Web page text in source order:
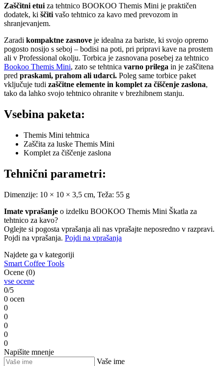
Zaščitni etui za tehtnico BOOKOO Themis Mini je praktičen
dodatek, ki ščiti vašo tehtnico za kavo med prevozom in
shranjevanjem.
Zaradi kompaktne zasnove je idealna za bariste, ki svojo opremo
pogosto nosijo s seboj – bodisi na poti, pri pripravi kave na prostem
ali v Professional okolju. Torbica je zasnovana posebej za tehtnico
Bookoo Themis Mini, zato se tehtnica varno prilega in je zaščitena
pred praskami, prahom ali udarci. Poleg same torbice paket
vključuje tudi zaščitne elemente in komplet za čiščenje zaslona,
tako da lahko svojo tehtnico ohranite v brezhibnem stanju.
Vsebina paketa:
Themis Mini tehtnica
Zaščita za luske Themis Mini
Komplet za čiščenje zaslona
Tehnični parametri:
Dimenzije: 10 × 10 × 3,5 cm, Teža: 55 g
Imate vprašanje o izdelku BOOKOO Themis Mini Škatla za
tehtnico za kavo?
Oglejte si pogosta vprašanja ali nas vprašajte neposredno v razpravi.
Pojdi na vprašanja. Pojdi na vprašanja
Najdete ga v kategoriji
Smart Coffee Tools
Ocene (0)
vse ocene
0/5
0 ocen
0
0
0
0
0
Napišite mnenje
Vaše ime